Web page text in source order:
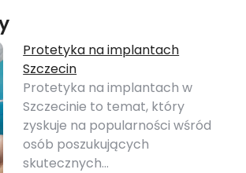
Protetyka na implantach
Szczecin
Protetyka na implantach w
Szczecinie to temat, który
zyskuje na popularności wśród
osób poszukujących
skutecznych…